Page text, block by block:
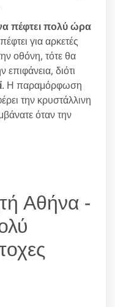
πέφτει πολύ ώρα
για αρκετές
οθόνη, τότε θα
διότι
. Η παραμόρφωση
την κρυστάλλινη
όταν την
Αθήνα -